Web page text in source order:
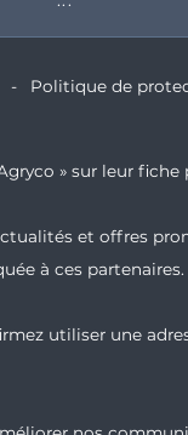
Politique de
» sur leur fiche
et offres
à ces partenaires.
utiliser une